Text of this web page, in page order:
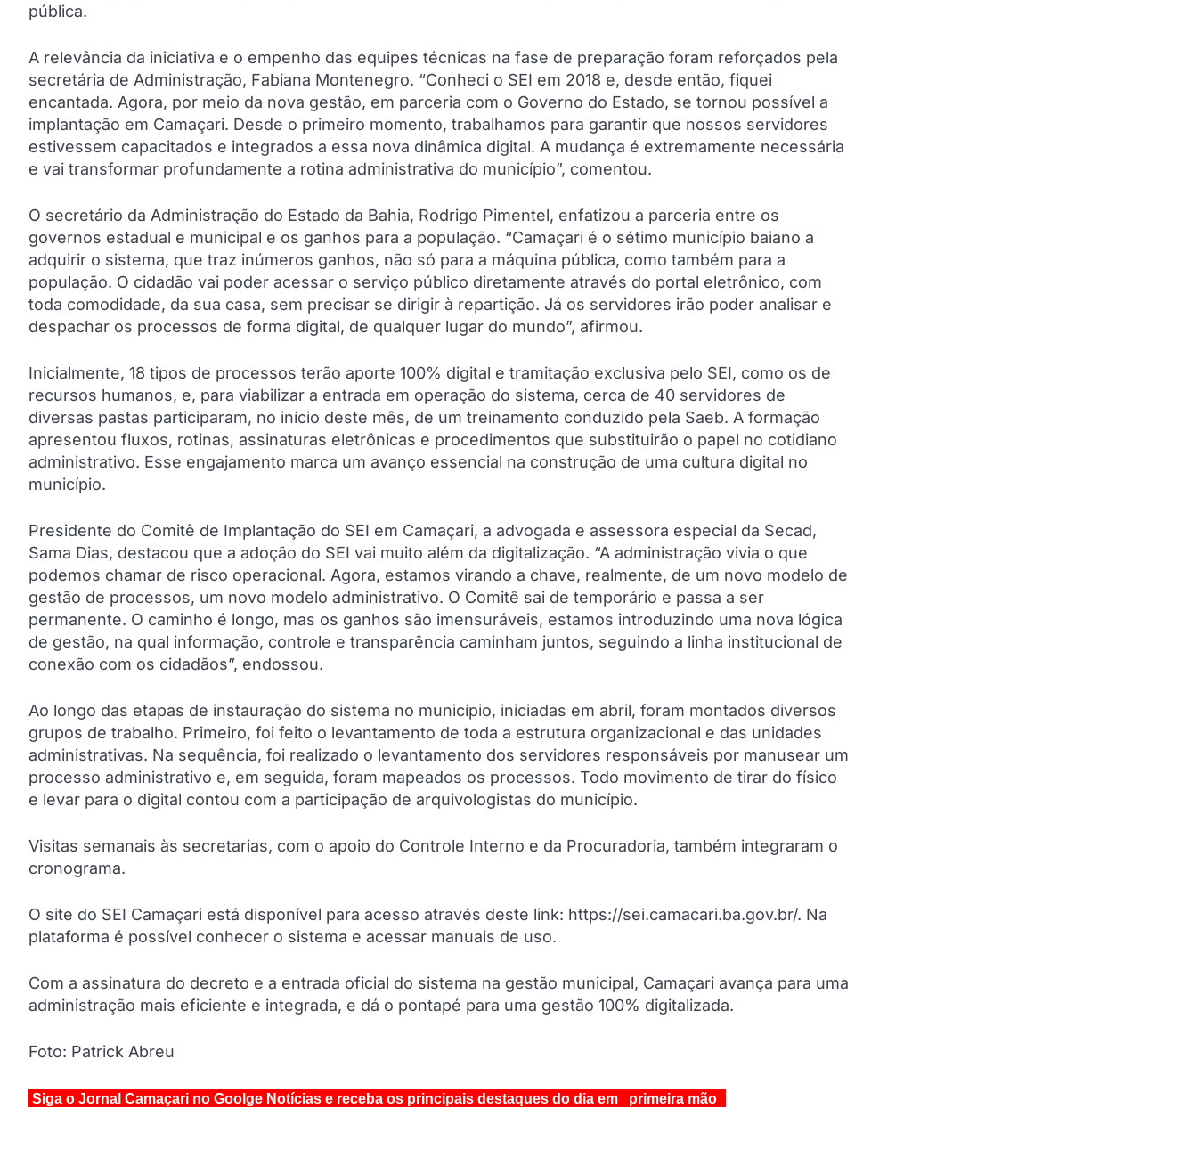
pública.
A relevância da iniciativa e o empenho das equipes técnicas na fase de preparação foram reforçados pela
secretária de Administração, Fabiana Montenegro. “Conheci o SEI em 2018 e, desde então, fiquei
encantada. Agora, por meio da nova gestão, em parceria com o Governo do Estado, se tornou possível a
implantação em Camaçari. Desde o primeiro momento, trabalhamos para garantir que nossos servidores
estivessem capacitados e integrados a essa nova dinâmica digital. A mudança é extremamente necessária
e vai transformar profundamente a rotina administrativa do município”, comentou.
O secretário da Administração do Estado da Bahia, Rodrigo Pimentel, enfatizou a parceria entre os
governos estadual e municipal e os ganhos para a população. “Camaçari é o sétimo município baiano a
adquirir o sistema, que traz inúmeros ganhos, não só para a máquina pública, como também para a
população. O cidadão vai poder acessar o serviço público diretamente através do portal eletrônico, com
toda comodidade, da sua casa, sem precisar se dirigir à repartição. Já os servidores irão poder analisar e
despachar os processos de forma digital, de qualquer lugar do mundo”, afirmou.
Inicialmente, 18 tipos de processos terão aporte 100% digital e tramitação exclusiva pelo SEI, como os de
recursos humanos, e, para viabilizar a entrada em operação do sistema, cerca de 40 servidores de
diversas pastas participaram, no início deste mês, de um treinamento conduzido pela Saeb. A formação
apresentou fluxos, rotinas, assinaturas eletrônicas e procedimentos que substituirão o papel no cotidiano
administrativo. Esse engajamento marca um avanço essencial na construção de uma cultura digital no
município.
Presidente do Comitê de Implantação do SEI em Camaçari, a advogada e assessora especial da Secad,
Sama Dias, destacou que a adoção do SEI vai muito além da digitalização. “A administração vivia o que
podemos chamar de risco operacional. Agora, estamos virando a chave, realmente, de um novo modelo de
gestão de processos, um novo modelo administrativo. O Comitê sai de temporário e passa a ser
permanente. O caminho é longo, mas os ganhos são imensuráveis, estamos introduzindo uma nova lógica
de gestão, na qual informação, controle e transparência caminham juntos, seguindo a linha institucional de
conexão com os cidadãos”, endossou.
Ao longo das etapas de instauração do sistema no município, iniciadas em abril, foram montados diversos
grupos de trabalho. Primeiro, foi feito o levantamento de toda a estrutura organizacional e das unidades
administrativas. Na sequência, foi realizado o levantamento dos servidores responsáveis por manusear um
processo administrativo e, em seguida, foram mapeados os processos. Todo movimento de tirar do físico
e levar para o digital contou com a participação de arquivologistas do município.
Visitas semanais às secretarias, com o apoio do Controle Interno e da Procuradoria, também integraram o
cronograma.
O site do SEI Camaçari está disponível para acesso através deste link: https://sei.camacari.ba.gov.br/. Na
plataforma é possível conhecer o sistema e acessar manuais de uso.
Com a assinatura do decreto e a entrada oficial do sistema na gestão municipal, Camaçari avança para uma
administração mais eficiente e integrada, e dá o pontapé para uma gestão 100% digitalizada.
Foto: Patrick Abreu
Siga o Jornal Camaçari no Goolge Notícias e receba os principais destaques do dia em primeira mão